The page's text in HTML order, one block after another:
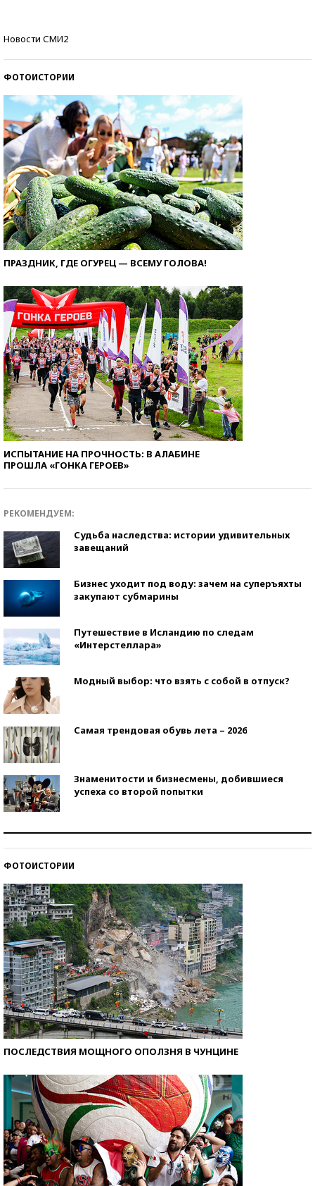
Новости СМИ2
ФОТОИСТОРИИ
ПРАЗДНИК, ГДЕ ОГУРЕЦ — ВСЕМУ ГОЛОВА!
ИСПЫТАНИЕ НА ПРОЧНОСТЬ: В АЛАБИНЕ
ПРОШЛА «ГОНКА ГЕРОЕВ»
РЕКОМЕНДУЕМ:
Судьба наследства: истории удивительных
завещаний
Бизнес уходит под воду: зачем на суперъяхты
закупают субмарины
Путешествие в Исландию по следам
«Интерстеллара»
Модный выбор: что взять с собой в отпуск?
Самая трендовая обувь лета – 2026
Знаменитости и бизнесмены, добившиеся
успеха со второй попытки
ФОТОИСТОРИИ
ПОСЛЕДСТВИЯ МОЩНОГО ОПОЛЗНЯ В ЧУНЦИНЕ